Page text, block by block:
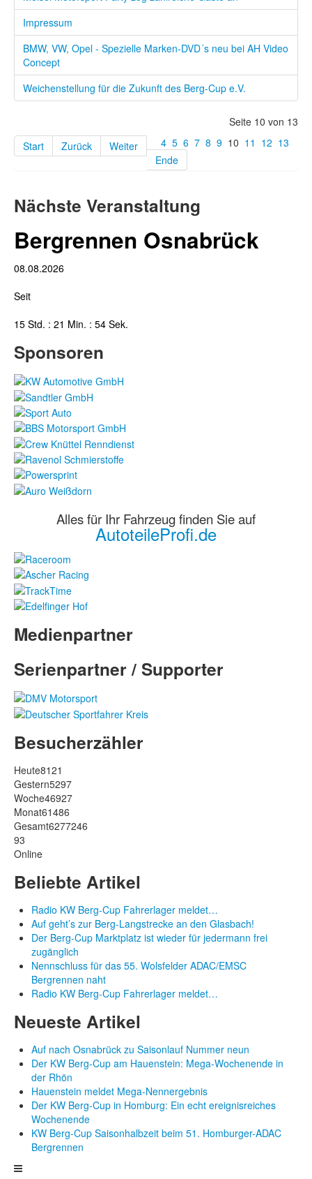
Impressum
BMW, VW, Opel - Spezielle Marken-DVD´s neu bei AH Video
Concept
Weichenstellung für die Zukunft des Berg-Cup e.V.
Seite 10 von 13
Start
Zurück 4 5 6 7 8 9 10 11 12 13
Weiter
Ende
Nächste Veranstaltung
Bergrennen Osnabrück
08.08.2026
Seit
15 Std. : 21 Min. : 55 Sek.
Sponsoren
Alles für Ihr Fahrzeug finden Sie auf
AutoteileProfi.de
Medienpartner
Serienpartner / Supporter
Besucherzähler
Heute8121
Gestern5297
Woche46927
Monat61486
Gesamt6277246
93
Online
Beliebte Artikel
Radio KW Berg-Cup Fahrerlager meldet…
Auf geht’s zur Berg-Langstrecke an den Glasbach!
Der Berg-Cup Marktplatz ist wieder für jedermann frei
zugänglich
Nennschluss für das 55. Wolsfelder ADAC/EMSC
Bergrennen naht
Radio KW Berg-Cup Fahrerlager meldet…
Neueste Artikel
Auf nach Osnabrück zu Saisonlauf Nummer neun
Der KW Berg-Cup am Hauenstein: Mega-Wochenende in
der Rhön
Hauenstein meldet Mega-Nennergebnis
Der KW Berg-Cup in Homburg: Ein echt ereignisreiches
Wochenende
KW Berg-Cup Saisonhalbzeit beim 51. Homburger-ADAC
Bergrennen